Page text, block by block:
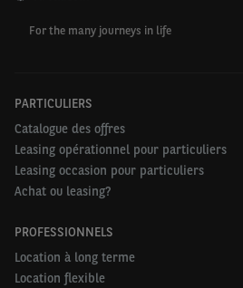
For the many journeys in life
PARTICULIERS
Catalogue des offres
Leasing opérationnel pour particuliers
Leasing occasion pour particuliers
Achat ou leasing?
PROFESSIONNELS
Location à long terme
Location flexible